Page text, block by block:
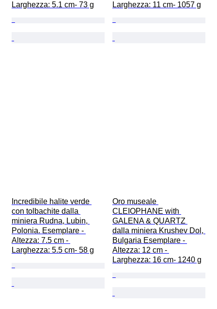
Larghezza: 5.1 cm- 73 g
Larghezza: 11 cm- 1057 g
Incredibile halite verde
con tolbachite dalla
miniera Rudna, Lubin,
Polonia. Esemplare -
Altezza: 7.5 cm -
Larghezza: 5.5 cm- 58 g
Oro museale
CLEIOPHANE with
GALENA & QUARTZ
dalla miniera Krushev Dol,
Bulgaria Esemplare -
Altezza: 12 cm -
Larghezza: 16 cm- 1240 g